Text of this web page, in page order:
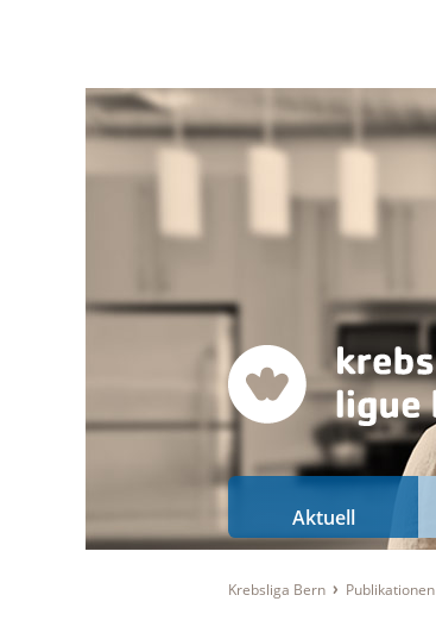
Aktuell
Krebsliga Bern Publikationen